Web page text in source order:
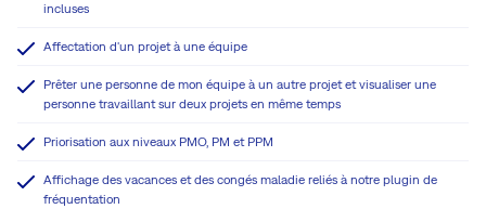
incluses
Affectation d'un projet à une équipe
Prêter une personne de mon équipe à un autre projet et visualiser une
personne travaillant sur deux projets en même temps
Priorisation aux niveaux PMO, PM et PPM
Affichage des vacances et des congés maladie reliés à notre plugin de
fréquentation